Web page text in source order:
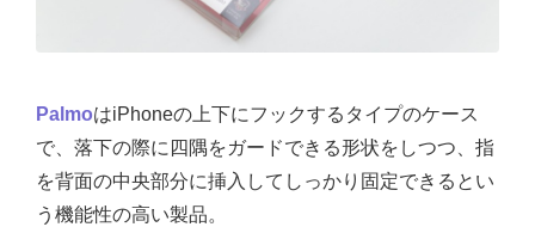
PalmoはiPhoneの上下にフックするタイプのケース
で、落下の際に四隅をガードできる形状をしつつ、指
を背面の中央部分に挿入してしっかり固定できるとい
う機能性の高い製品。